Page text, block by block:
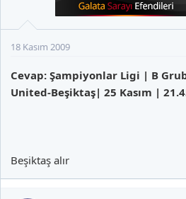
18 Kasım 2009
Cevap: Şampiyonlar Ligi | B
United-Beşiktaş| 25 Kasım |
Beşiktaş alır